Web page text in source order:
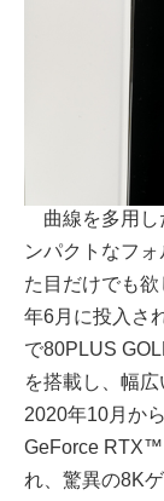
曲線を多用し
ンパクトなフ
た目だけでも
年6月に投入さ
で80PLUS
を搭載し、幅
2020年10月か
GeForce RTX™
れ、驚異の8K